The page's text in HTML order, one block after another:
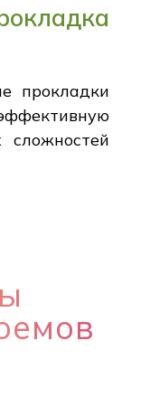
прокладки
сложностей